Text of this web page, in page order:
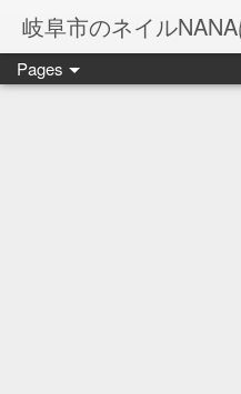
ネイル岐阜市NANAです♪♪
Pages